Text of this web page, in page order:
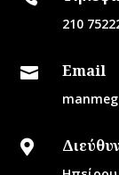
210
 Email
